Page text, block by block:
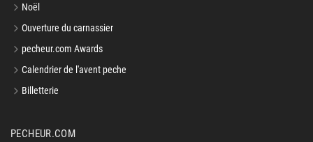
Noël
Ouverture du carnassier
pecheur.com Awards
Calendrier de l'avent peche
Billetterie
PECHEUR.COM